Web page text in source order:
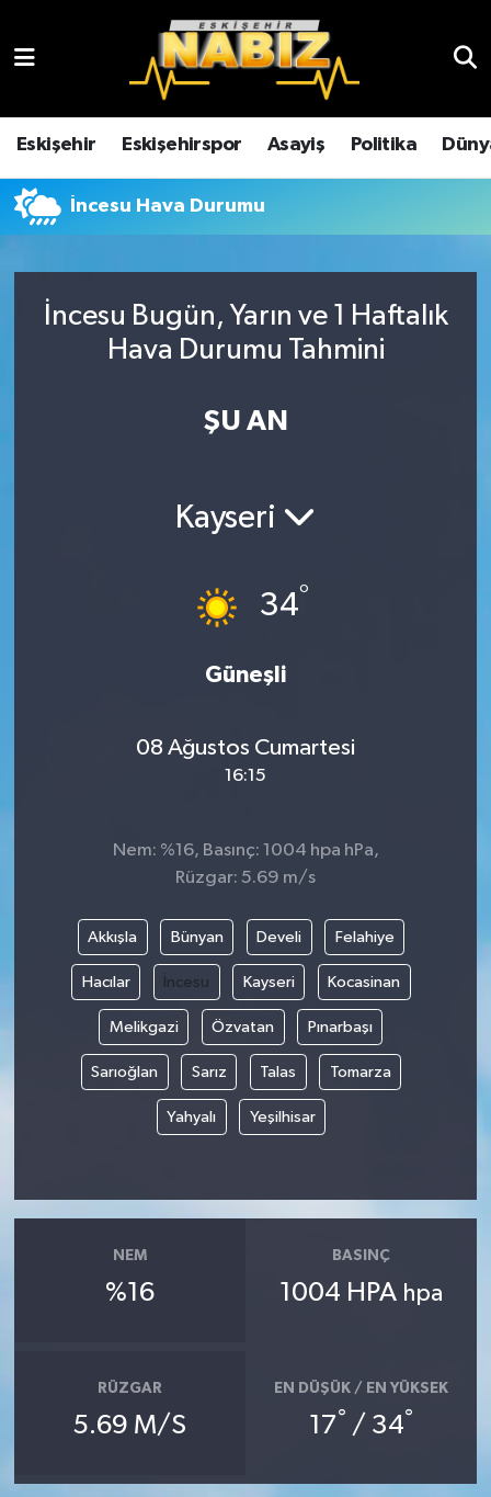
Eskişehir Eskişehirspor Asayiş Politika
İncesu Hava Durumu
İncesu Bugün, Yarın ve 1 Haftalık
Hava Durumu Tahmini
ŞU AN
Kayseri
34°
Güneşli
08 Ağustos Cumartesi
16:15
Nem: %16, Basınç: 1004 hpa hPa,
Rüzgar: 5.69 m/s
Akkışla Bünyan Develi Felahiye
Hacılar İncesu Kayseri Kocasinan
Melikgazi Özvatan Pınarbaşı
Sarıoğlan Sarız Talas Tomarza
Yahyalı Yeşilhisar
NEM
%16
BASINÇ
1004 HPA hpa
RÜZGAR
5.69 M/S
EN DÜŞÜK / EN YÜKSEK
17° / 34°
Çevre
Dünya
Ekonomi
Eskişehir
Yaşam
Yurttan
Eskişehir Hava Durumu
Eskişehir Trafik Yoğunluk Haritası
TFF 3.Lig 4.Grup Puan Durumu ve Fikstür
Son Dakika Haberleri
Haber Arşivi